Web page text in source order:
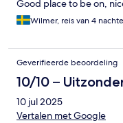
Good place to be on,
Wilmer, reis van 4
Geverifieerde beoordeling
10/10 –
10 jul 2025
Vertalen met Google